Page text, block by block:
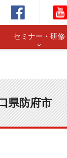
セミナー・研修
県防府市